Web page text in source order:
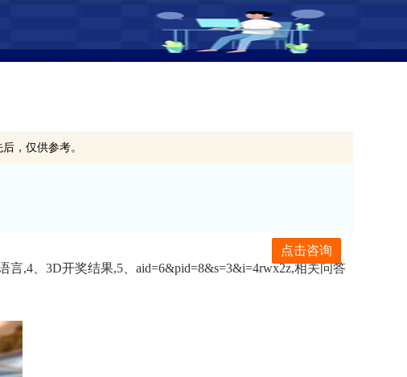
，仅供参考。
点击咨询
,4、3D开奖结果,5、aid=6&pid=8&s=3&i=4rwx2z,相关问答